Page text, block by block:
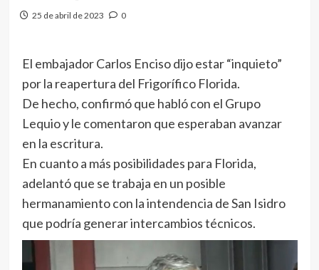
25 de abril de 2023 0
El embajador Carlos Enciso dijo estar “inquieto”
por la reapertura del Frigorífico Florida.
De hecho, confirmó que habló con el Grupo
Lequio y le comentaron que esperaban avanzar
en la escritura.
En cuanto a más posibilidades para Florida,
adelantó que se trabaja en un posible
hermanamiento con la intendencia de San Isidro
que podría generar intercambios técnicos.